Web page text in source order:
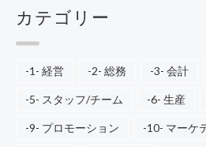
カテゴリー
-1- 経営 -2- 総務 -3- 会計
-5- スタッフ/チーム -6- 生産
-9- プロモーション -10- マーケ